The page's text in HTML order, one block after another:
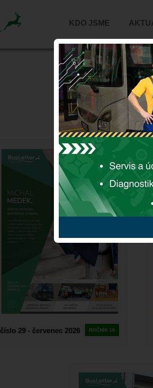
KDO JSME
číslo 29 - červenec 2026 ROČNÍK 16